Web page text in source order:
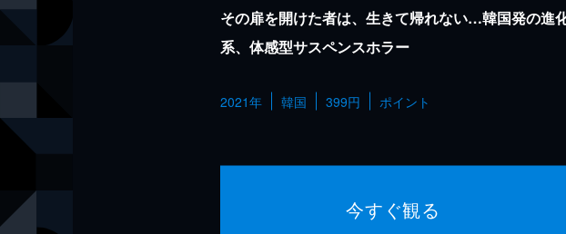
その扉を開けた者は、生きて帰れない…韓国発の進
系、体感型サスペンスホラー
2021年 韓国 399円 ポイント
今すぐ観る